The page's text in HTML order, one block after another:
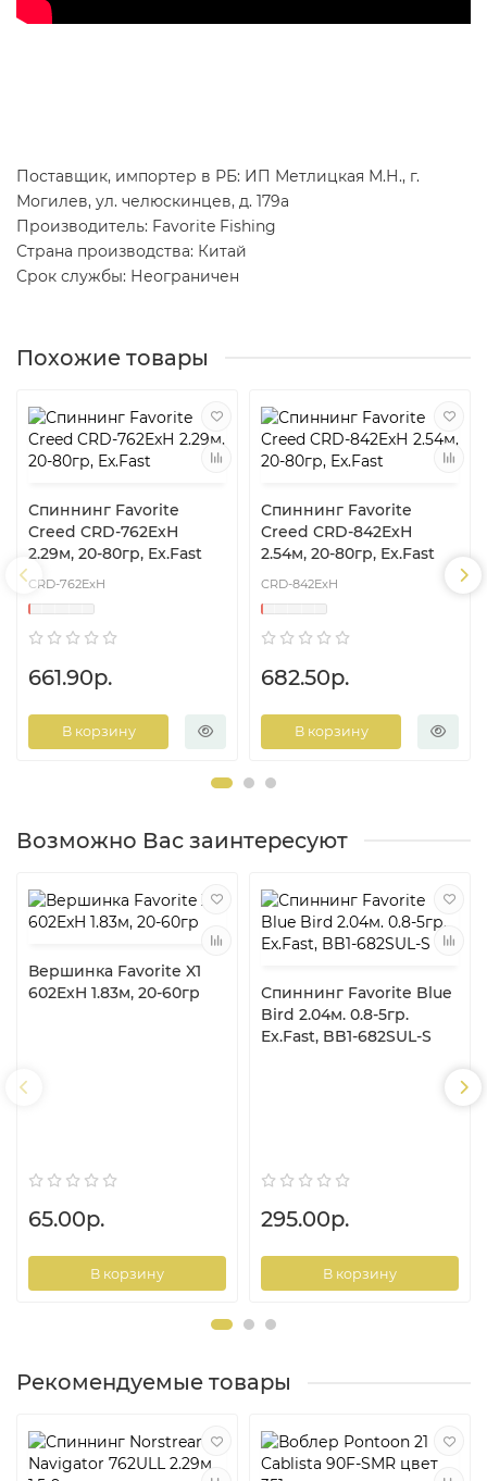
Поставщик, импортер в РБ: ИП Метлицкая М.Н., г.
Могилев, ул. челюскинцев, д. 179а
Производитель: Favorite Fishing
Страна производства: Китай
Срок службы: Неограничен
Похожие товары
Спиннинг Favorite
Creed CRD-762ExН
2.29м, 20-80гр, Ex.Fast
CRD-762ExН
661.90р.
В корзину
Спиннинг Favorite
Creed CRD-842ExН
2.54м, 20-80гр, Ex.Fast
CRD-842ExН
682.50р.
В корзину
Возможно Вас заинтересуют
Вершинка Favorite X1
602ExH 1.83м, 20-60гр
65.00р.
В корзину
Спиннинг Favorite Blue
Bird 2.04м. 0.8-5гр.
Ex.Fast, BB1-682SUL-S
295.00р.
В корзину
Рекомендуемые товары